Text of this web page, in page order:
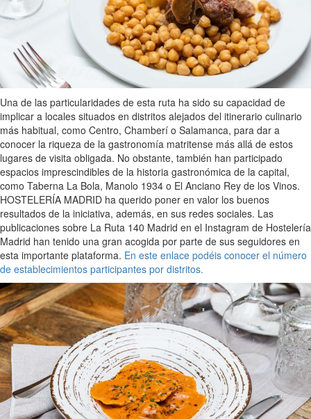
Una de las particularidades de esta ruta ha sido su capacidad de
implicar a locales situados en distritos alejados del itinerario culinario
más habitual, como Centro, Chamberí o Salamanca, para dar a
conocer la riqueza de la gastronomía matritense más allá de estos
lugares de visita obligada. No obstante, también han participado
espacios imprescindibles de la historia gastronómica de la capital,
como Taberna La Bola, Manolo 1934 o El Anciano Rey de los Vinos.
HOSTELERÍA MADRID ha querido poner en valor los buenos
resultados de la iniciativa, además, en sus redes sociales. Las
publicaciones sobre La Ruta 140 Madrid en el Instagram de Hostelería
Madrid han tenido una gran acogida por parte de sus seguidores en
esta importante plataforma. En este enlace podéis conocer el número
de establecimientos participantes por distritos.